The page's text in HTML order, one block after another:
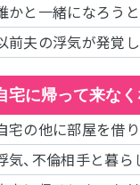
かと一緒になろう
前夫の浮気が発覚
宅に帰って来な
宅の他に部屋を借
気、不倫相手と暮